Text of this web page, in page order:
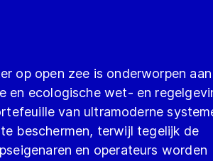
op open zee is onderworpen
en ecologische wet- en
van ultramoderne
beschermen, terwijl tegelijk de
en operateurs worden